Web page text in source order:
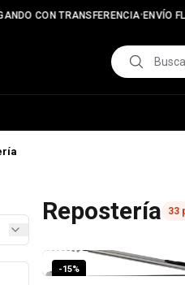
CON TRANSFERENCIA•ENVÍO
Repostería 33
-15%